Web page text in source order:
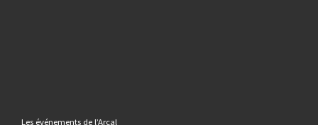
Les événements de l’Arcal